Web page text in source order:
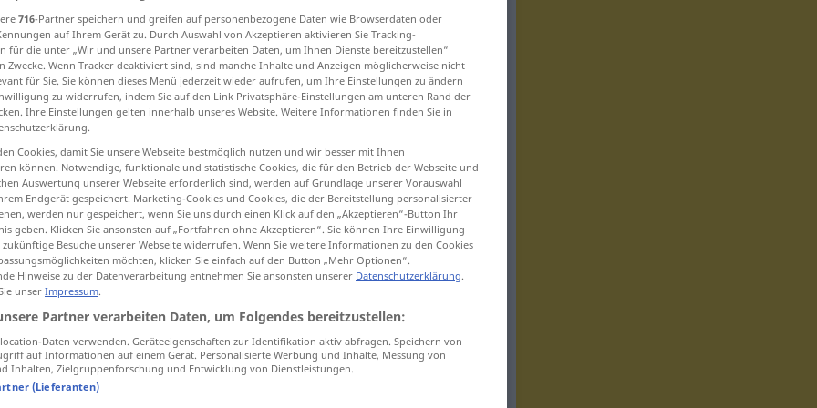
prodigal
prodigal syn vgl. → siehe „profuse“
716-Partner speichern und greifen auf personenbezogene Daten wie Browserdaten oder
auf Ihrem Gerät zu. Durch Auswahl von Akzeptieren aktivieren Sie Tracking-
für die unter „Wir und unsere Partner verarbeiten Daten, um Ihnen Dienste bereitzustellen“
Zwecke. Wenn Tracker deaktiviert sind, sind manche Inhalte und Anzeigen möglicherweise nicht
für Sie. Sie können dieses Menü jederzeit wieder aufrufen, um Ihre Einstellungen zu ändern
zu widerrufen, indem Sie auf den Link Privatsphäre-Einstellungen am unteren Rand der
Ihre Einstellungen gelten innerhalb unseres Website. Weitere Informationen finden Sie in
Cookies, damit Sie unsere Webseite bestmöglich nutzen und wir besser mit Ihnen
können. Notwendige, funktionale und statistische Cookies, die für den Betrieb der Webseite und
Auswertung unserer Webseite erforderlich sind, werden auf Grundlage unserer Vorauswahl
Endgerät gespeichert. Marketing-Cookies und Cookies, die der Bereitstellung personalisierter
werden nur gespeichert, wenn Sie uns durch einen Klick auf den „Akzeptieren“-Button Ihr
geben. Klicken Sie ansonsten auf „Fortfahren ohne Akzeptieren“. Sie können Ihre Einwilligung
Besuche unserer Webseite widerrufen. Wenn Sie weitere Informationen zu den Cookies
möchten, klicken Sie einfach auf den Button „Mehr Optionen“.
Hinweise zu der Datenverarbeitung entnehmen Sie ansonsten unserer Datenschutzerklärung.
unser Impressum.
Partner verarbeiten Daten, um Folgendes bereitzustellen:
Daten verwenden. Geräteeigenschaften zur Identifikation aktiv abfragen. Speichern von
auf Informationen auf einem Gerät. Personalisierte Werbung und Inhalte, Messung von
Inhalten, Zielgruppenforschung und Entwicklung von Dienstleistungen.
(Lieferanten)